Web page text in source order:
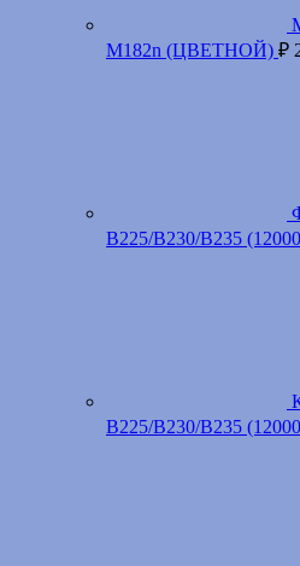
M182n (ЦВЕТНОЙ) ₽
B225/B230/B235
B225/B230/B235